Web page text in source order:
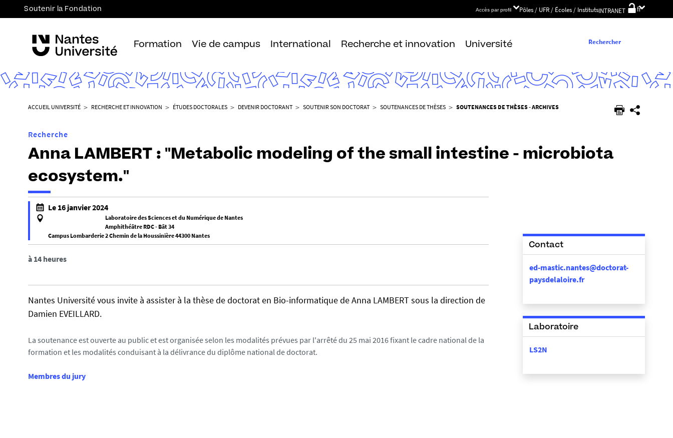
au
Soutenir la Fondation Accès par profil Pôles / UFR / Écoles / InstitutsINTRANET
Choix
fr
Formation Vie de campus International Recherche et innovation Université Rechercher
V
u
ê
e
s
i
ACCUEIL UNIVERSITÉ RECHERCHE ET INNOVATION ÉTUDES DOCTORALES DEVENIR DOCTORANT SOUTENIR SON DOCTORAT SOUTENANCES DE THÈSES SOUTENANCES DE THÈSES - ARCHIVES
Recherche
Anna LAMBERT : "Metabolic modeling of the small intestine - microbiota
ecosystem."
Le 16 janvier 2024
Campus Lombarderie
Laboratoire des Sciences et du Numérique de Nantes
Amphithéâtre RDC - Bât 34
2 Chemin de la Houssinière 44300 Nantes
f
a
f
a
s
e
à 14 heures
Nantes Université vous invite à assister à la thèse de doctorat en Bio-informatique de Anna LAMBERT sous la direction de
Damien EVEILLARD.
La soutenance est ouverte au public et est organisée selon les modalités prévues par l'arrêté du 25 mai 2016 fixant le cadre national de la
formation et les modalités conduisant à la délivrance du diplôme national de doctorat.
Membres du jury
Contact
ed-mastic.nantes@doctorat-
paysdelaloire.fr
Laboratoire
LS2N